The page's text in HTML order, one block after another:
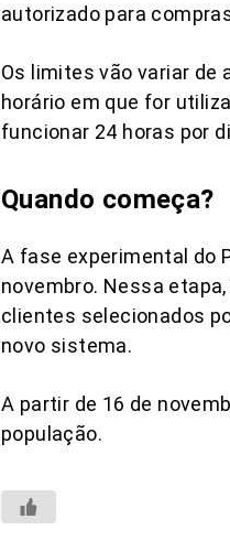
autorizado para
Os limites vão variar de
horário em que for
funcionar 24 horas por
Quando começa?
A fase experimental do
novembro. Nessa
clientes selecionados
novo sistema.
A partir de 16 de
população.